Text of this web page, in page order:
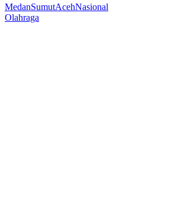
MedanSumutAcehNasional
Olahraga